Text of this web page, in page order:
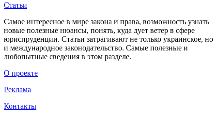
Статьи
Самое интересное в мире закона и права, возможность узнать
новые полезные нюансы, понять, куда дует ветер в сфере
юриспруденции. Статьи затрагивают не только украинское, но
и международное законодательство. Самые полезные и
любопытные сведения в этом разделе.
О проекте
Реклама
Контакты